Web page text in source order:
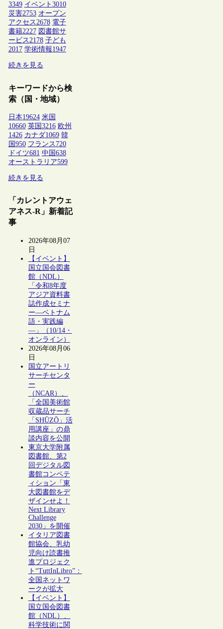
3349 イベント 3010
災害2753 オープン
アクセス2678 電子
書籍2227 図書館サ
ービス2178 子ども
2017 学術情報1947
続きを見る
キーワードから検
索（国・地域）
日本19624 米国
10660 英国 3216 欧州
1426 カナダ1069 韓
国 950 フランス 720
ドイツ681 中国 638
オーストラリア599
続きを見る
「カレントアウェ
アネス-R」新着記
事
2026年08月07
日
【イベント】
国立国会図書
館（NDL）
「令和8年度
アジア資料書
誌作成セミナ
ー―ベトナム
語・実践編
―」（10/14・
オンライン）
2026年08月06
日
国立アートリ
サーチセンタ
ー
（NCAR）、
「全国美術館
収蔵品サーチ
「SHŪZŌ」活
用講座」の鼎
談内容を公開
東京大学附属
図書館、第2
回デジタル図
書館コンペテ
ィション「東
大図書館をデ
ザインせよ！
Next Library
Challenge
2030」を開催
イタリア図書
館協会、乳幼
児向け読書推
進プロジェク
ト“TuttInLibro”：
全国ネットワ
ークが拡大
【イベント】
国立国会図書
館（NDL）、
科学技術に関